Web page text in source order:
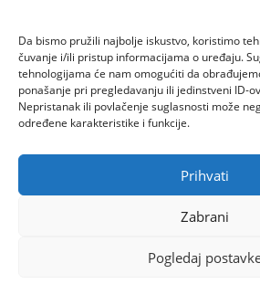
Da bismo pružili najbolje iskustvo, koristimo
čuvanje i/ili pristup informacijama o uređaju.
tehnologijama će nam omogućiti da
ponašanje pri pregledavanju ili jedinstveni ID-
Nepristanak ili povlačenje suglasnosti može
određene karakteristike i funkcije.
Prihvati
Zabrani
Pogledaj
Copyright © 2026 ISACA Croatia Chapter